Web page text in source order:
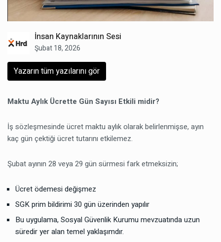
İnsan Kaynaklarının Sesi
Şubat 18, 2026
Yazarın tüm yazılarını gör
Maktu Aylık Ücrette Gün Sayısı Etkili midir?
İş sözleşmesinde ücret maktu aylık olarak belirlenmişse, ayın
kaç gün çektiği ücret tutarını etkilemez.
Şubat ayının 28 veya 29 gün sürmesi fark etmeksizin;
Ücret ödemesi değişmez
SGK prim bildirimi 30 gün üzerinden yapılır
Bu uygulama, Sosyal Güvenlik Kurumu mevzuatında uzun
süredir yer alan temel yaklaşımdır.